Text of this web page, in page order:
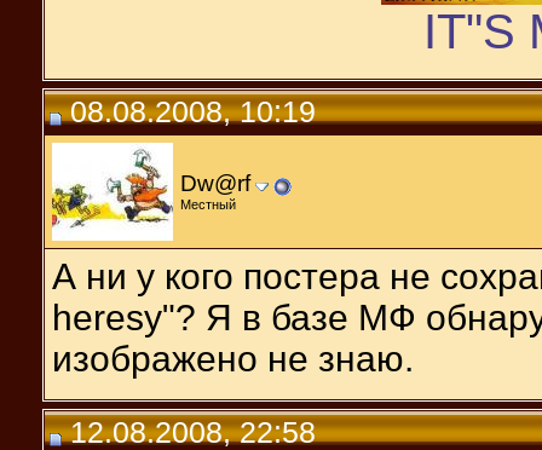
IT"S
08.08.2008, 10:19
Dw@rf
Местный
А ни у кого постера не
heresy"? Я в базе МФ
изображено не знаю.
12.08.2008, 22:58